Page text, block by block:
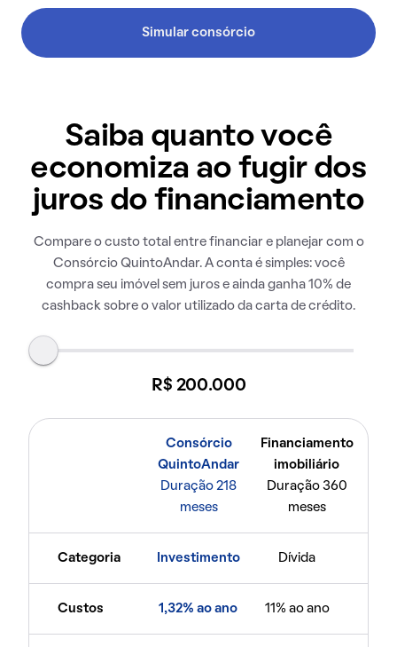
Simular consórcio
Saiba quanto você
economiza ao fugir dos
juros do financiamento
Compare o custo total entre financiar e planejar com o
Consórcio QuintoAndar. A conta é simples: você
compra seu imóvel sem juros e ainda ganha 10% de
cashback sobre o valor utilizado da carta de crédito.
R$ 200.000
Consórcio
QuintoAndar
Duração 218
meses
Financiamento
imobiliário
Duração 360
meses
Categoria Investimento Dívida
Custos 1,32% ao ano 11% ao ano